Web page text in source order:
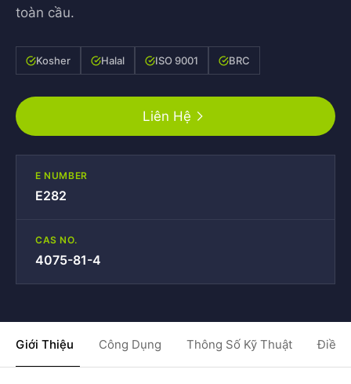
toàn cầu.
Kosher Halal ISO 9001 BRC
Liên Hệ
E NUMBER
E282
CAS NO.
4075-81-4
Giới Thiệu Công Dụng Thông Số Kỹ Thuật Điều